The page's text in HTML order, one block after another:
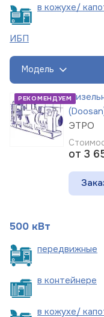
в кожухе/
ИБП
Модель
РЕКОМЕНДУЕМ
ЭТРО
от 3
500 кВт
передвижные
в контейнере
в кожухе/